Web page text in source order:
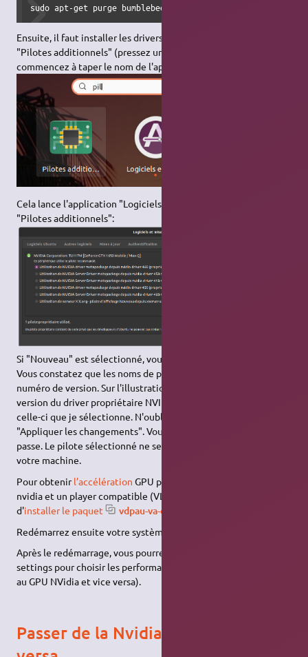
sudo apt-get purge bumblebee* primus libvdpau-va-gl1
Ensuite, il faut installer les drivers propriétaires NVidia. Lancez
"Pilotes additionnels" (pressez une fois la touche Super et
commencez à taper le nom de l'application) :
Cela lance l'application "Logiciels et mises à jour" sur l'onglet
"Pilotes additionnels":
Si "Nouveau" est sélectionné, vous utilisez les pilotes libres.
Vous constatez que les noms de pilotes finissent pas un
numéro de version. Sur l'illustration ci-dessus, la dernière
version du driver propriétaire NVIDIA est la 460, c'est donc
celle-ci que je sélectionne. N'oubliez pas de cliquer sur
"Appliquer les changements". Vous aurez à entrer votre mot de
passe. Le pilote sélectionné ne sera actif qu'au redémarrage de
votre machine.
Pour obtenirl’accélération GPU pour les vidéos HD via le pilote
nvidia et un player compatible (VLC, mplayer, xbmc, etc) il suffit
d'installer le paquet vdpau-va-driver
Redémarrez ensuite votre système.
Après le redémarrage, vous pourrez utiliser l'application nvidia-
settings pour choisir les performances (passage du GPU intégré
au GPU NVidia et vice versa).
Passer de la Nvidia à la Intel et vice